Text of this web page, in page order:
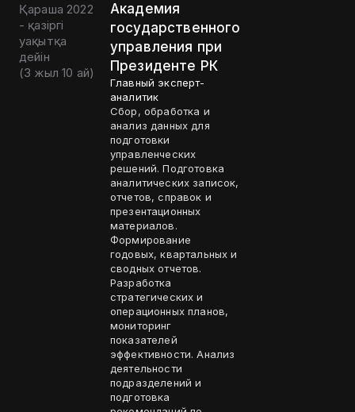
Қараша 2022
- қазіргі
уақытқа
дейін
(3 жыл 10 ай)
Академия
государственного
управления при
Президенте РК
Главный эксперт-
аналитик
Сбор, обработка и
анализ данных для
подготовки
управленческих
решений. Подготовка
аналитических записок,
отчетов, справок и
презентационных
материалов.
Формирование
годовых, квартальных и
сводных отчетов.
Разработка
стратегических и
операционных планов,
мониторинг
показателей
эффективности. Анализ
деятельности
подразделений и
подготовка